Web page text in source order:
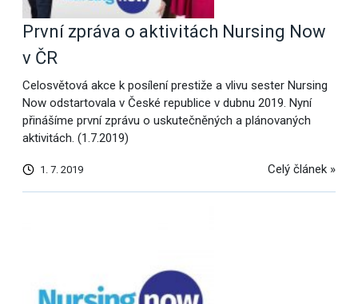
První zpráva o aktivitách Nursing Now
v ČR
Celosvětová akce k posílení prestiže a vlivu sester Nursing
Now odstartovala v České republice v dubnu 2019. Nyní
přinášíme první zprávu o uskutečněných a plánovaných
aktivitách. (1.7.2019)
1. 7. 2019 Celý článek »